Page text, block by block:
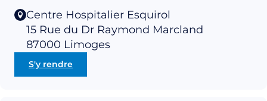
Centre Hospitalier Esquirol
15 Rue du Dr Raymond Marcland
87000 Limoges
S'y rendre